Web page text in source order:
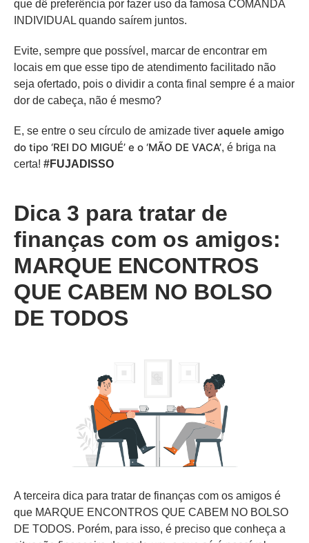
que dê preferência por fazer uso da famosa COMANDA
INDIVIDUAL quando saírem juntos.
Evite, sempre que possível, marcar de encontrar em
locais em que esse tipo de atendimento facilitado não
seja ofertado, pois o dividir a conta final sempre é a maior
dor de cabeça, não é mesmo?
E, se entre o seu círculo de amizade tiver aquele amigo
do tipo ‘REI DO MIGUÉ’ e o ‘MÃO DE VACA’, é briga na
certa! #FUJADISSO
Dica 3 para tratar de
finanças com os amigos:
MARQUE ENCONTROS
QUE CABEM NO BOLSO
DE TODOS
A terceira dica para tratar de finanças com os amigos é
que MARQUE ENCONTROS QUE CABEM NO BOLSO
DE TODOS. Porém, para isso, é preciso que conheça a